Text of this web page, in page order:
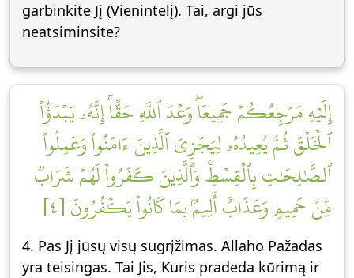
garbinkite Jį (Vienintelį). Tai, argi jūs
neatsiminsite?
إِلَيۡهِ مَرۡجِعُكُمۡ جَمِيعٗاۖ وَعۡدَ ٱللَّهِ حَقًّاۚ إِنَّهُۥ يَبۡدَؤُاْ
ٱلۡخَلۡقَ ثُمَّ يُعِيدُهُۥ لِيَجۡزِيَ ٱلَّذِينَ ءَامَنُواْ وَعَمِلُواْ
ٱلصَّٰلِحَٰتِ بِٱلۡقِسۡطِۚ وَٱلَّذِينَ كَفَرُواْ لَهُمۡ شَرَابٞ
مِّنۡ حَمِيمٖ وَعَذَابٌ أَلِيمُۢ بِمَا كَانُواْ يَكۡفُرُونَ [٤]
4. Pas Jį jūsų visų sugrįžimas. Allaho Pažadas
yra teisingas. Tai Jis, Kuris pradeda kūrimą ir